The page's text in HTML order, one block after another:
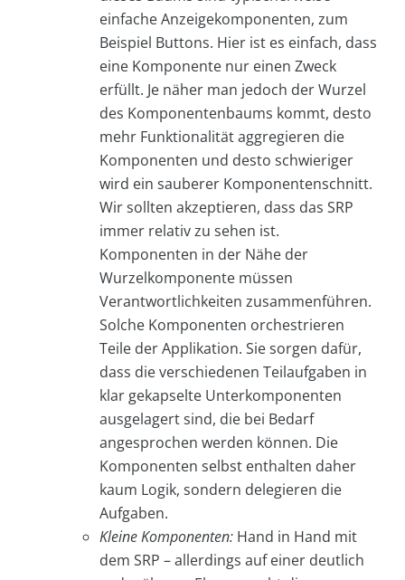
einfache Anzeigekomponenten, zum
Beispiel Buttons. Hier ist es einfach, dass
eine Komponente nur einen Zweck
erfüllt. Je näher man jedoch der Wurzel
des Komponentenbaums kommt, desto
mehr Funktionalität aggregieren die
Komponenten und desto schwieriger
wird ein sauberer Komponentenschnitt.
Wir sollten akzeptieren, dass das SRP
immer relativ zu sehen ist.
Komponenten in der Nähe der
Wurzelkomponente müssen
Verantwortlichkeiten zusammenführen.
Solche Komponenten orchestrieren
Teile der Applikation. Sie sorgen dafür,
dass die verschiedenen Teilaufgaben in
klar gekapselte Unterkomponenten
ausgelagert sind, die bei Bedarf
angesprochen werden können. Die
Komponenten selbst enthalten daher
kaum Logik, sondern delegieren die
Aufgaben.
Kleine Komponenten: Hand in Hand mit
dem SRP – allerdings auf einer deutlich